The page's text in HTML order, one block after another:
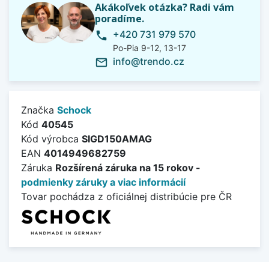
Akákoľvek otázka? Radi vám
poradíme.
phone +420 731 979 570
Po-Pia 9-12, 13-17
mail_outline info@trendo.cz
Značka Schock
Kód 40545
Kód výrobca SIGD150AMAG
EAN 4014949682759
Záruka Rozšírená záruka na 15 rokov -
podmienky záruky a viac informácií
Tovar pochádza z oficiálnej distribúcie pre ČR